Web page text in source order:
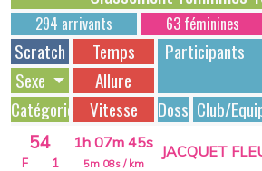
294 arrivants 63 féminines
Scratch Temps
Dossards
Participants
Allure
Vitesse
Sexe
Catégorie
Club/
54 1h 07m 45s JACQUET
5m 08s / km
F
1